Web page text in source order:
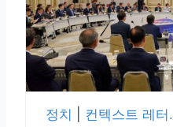
정치 컨텍스트 레터.